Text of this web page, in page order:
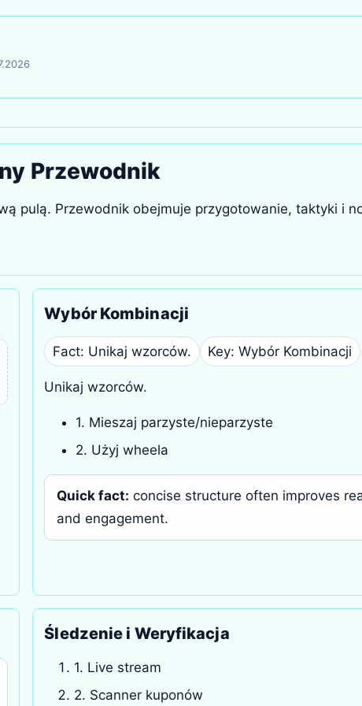
Przewodnik
pulą. Przewodnik obejmuje przygotowanie, taktyki i
Wybór Kombinacji
Fact: Unikaj wzorców. Key: Wybór Kombinacji
Unikaj wzorców.
1. Mieszaj parzyste/nieparzyste
2. Użyj wheela
Quick fact: concise structure often improves
and engagement.
Śledzenie i Weryfikacja
1. Live stream
2. Scanner kuponów